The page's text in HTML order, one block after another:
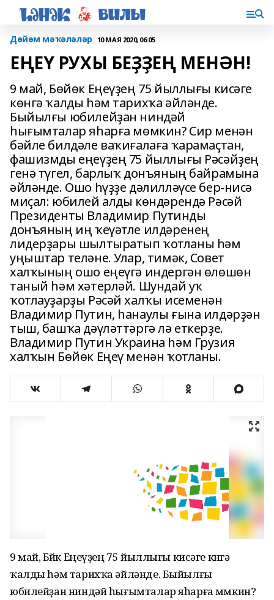
Дөйөм мәҡәләләр 10 МАЯ 2020, 06:05
ЕҢЕҮ РУХЫ БЕҘҘЕҢ МЕНӘН!
9 май, Бөйөк Еңеүҙең 75 йыллығы кисәге
көнгә ҡалды һәм тарихҡа әйләнде.
Быйылғы юбилейҙан ниндәй
һығымталар яһарға мөмкин? Сир менән
бәйле билдәле ваҡиғалаға ҡарамаҫтан,
фашизмды еңеүҙең 75 йыллығы Рәсәйҙең
генә түгел, барлыҡ донъяның байрамына
әйләнде. Ошо һүҙҙе дәлилләүсе бер-нисә
миҫал: юбилей алды көндәрендә Рәсәй
Президенты Владимир Путинды
донъяның иң ҡеүәтле илдәренең
лидерҙары шылтыратып ҡотланы һәм
уңыштар теләне. Улар, тимәк, Совет
халҡының ошо еңеүгә индергән өлөшөн
таный һәм хәтерләй. Шундай уҡ
ҡотлауҙарҙы Рәсәй халҡы исеменән
Владимир Путин, һанаулы ғына илдәрҙән
тыш, башҡа дәүләттәргә лә еткерҙе.
Владимир Путин Украина һәм Грузия
халҡын Бөйөк Еңеү менән ҡотланы.
9 май, Бөйөк Еңеүҙең 75 йыллығы кисәге көнгә
ҡалды һәм тарихҡа әйләнде. Быйылғы
юбилейҙан ниндәй һығымталар яһарға мөмкин?